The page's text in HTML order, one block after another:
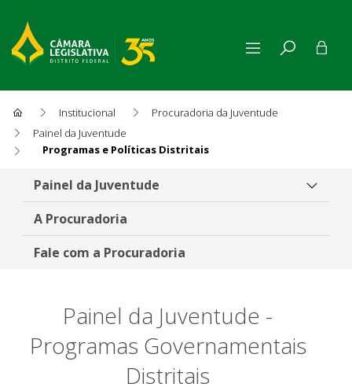
Institucional
Procuradoria da Juventude
Painel da Juventude
Programas e Políticas Distritais
Programas e Políticas
Painel da Juventude
A Procuradoria
Fale com a Procuradoria
Painel da Juventude -
Programas Governamentais
Distritais